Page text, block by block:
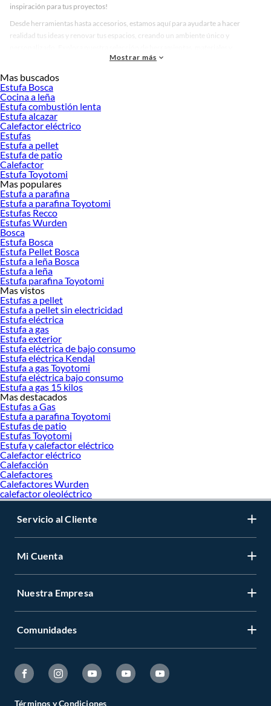
inspiración para tus proyectos!
Desde herramientas hasta accesorios, estamos aquí para ayudarte a hacer
realidad tus ideas y renovar tus espacios, creando un ambiente único y
accesorios de calidad que te ayudarán a crear un espacio más tú.
Desde remodelaciones hasta proyectos de decoración, estamos aquí para hacer
tus ideas realidad. ¡Visítanos y encuentra todo lo que tenemos para ofrecerte en
Calientacamas!
Explora la variedad de productos de Calientacamas en Sodimac
Herramientas, materiales y accesorios de calidad para tus proyectos y
renovación de espacios. ¡Visítanos y descubre todo lo que tenemos para
ofrecerte!
Encuentra una amplia variedad de productos de Calientacamas en Sodimac.
Encuentra todo lo necesario para tus proyectos de renovación y decoración.
¡Visítanos y haz tus ideas realidad!
Mostrar más
Mas buscados
Estufa Bosca
Cocina a leña
Estufa combustión lenta
Estufa alcazar
Calefactor eléctrico
Estufas
Estufa a pellet
Estufa de patio
Calefactor
Estufa Toyotomi
Mas populares
Estufa a parafina
Estufa a parafina Toyotomi
Estufas Recco
Estufas Wurden
Bosca
Estufa Bosca
Estufa Pellet Bosca
Estufa a leña Bosca
Estufa a leña
Estufa parafina Toyotomi
Mas vistos
Estufas a pellet
Estufa a pellet sin electricidad
Estufa eléctrica
Estufa a gas
Estufa exterior
Estufa eléctrica de bajo consumo
Estufa eléctrica Kendal
Estufa a gas Toyotomi
Estufa eléctrica bajo consumo
Estufa a gas 15 kilos
Mas destacados
Estufas a Gas
Estufa a parafina Toyotomi
Estufas de patio
Estufas Toyotomi
Estufa y calefactor eléctrico
Calefactor eléctrico
Calefacción
Calefactores
Calefactores Wurden
calefactor oleoléctrico
Servicio al Cliente
Mi Cuenta
Nuestra Empresa
Comunidades
Términos y Condiciones